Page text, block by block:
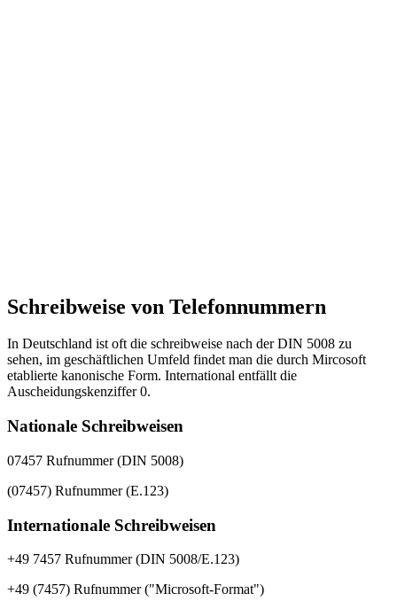
Schreibweise von Telefonnummern
In Deutschland ist oft die schreibweise nach der DIN 5008 zu
sehen, im geschäftlichen Umfeld findet man die durch Mircosoft
etablierte kanonische Form. International entfällt die
Auscheidungskenziffer 0.
Nationale Schreibweisen
07457 Rufnummer (DIN 5008)
(07457) Rufnummer (E.123)
Internationale Schreibweisen
+49 7457 Rufnummer (DIN 5008/E.123)
+49 (7457) Rufnummer ("Microsoft-Format")